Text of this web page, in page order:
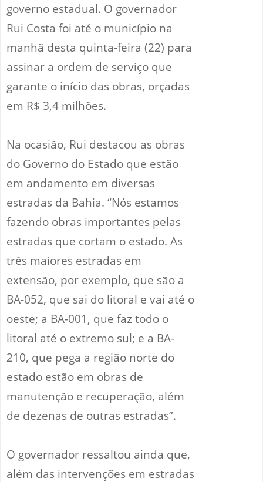
governo estadual. O governador
Rui Costa foi até o município na
manhã desta quinta-feira (22) para
assinar a ordem de serviço que
garante o início das obras, orçadas
em R$ 3,4 milhões.
Na ocasião, Rui destacou as obras
do Governo do Estado que estão
em andamento em diversas
estradas da Bahia. “Nós estamos
fazendo obras importantes pelas
estradas que cortam o estado. As
três maiores estradas em
extensão, por exemplo, que são a
BA-052, que sai do litoral e vai até o
oeste; a BA-001, que faz todo o
litoral até o extremo sul; e a BA-
210, que pega a região norte do
estado estão em obras de
manutenção e recuperação, além
de dezenas de outras estradas”.
O governador ressaltou ainda que,
além das intervenções em estradas